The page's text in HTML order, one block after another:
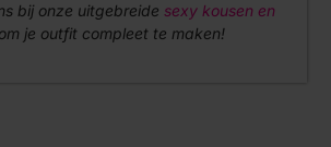
bij onze uitgebreidesexy kousen en
om je outfit compleet te maken!